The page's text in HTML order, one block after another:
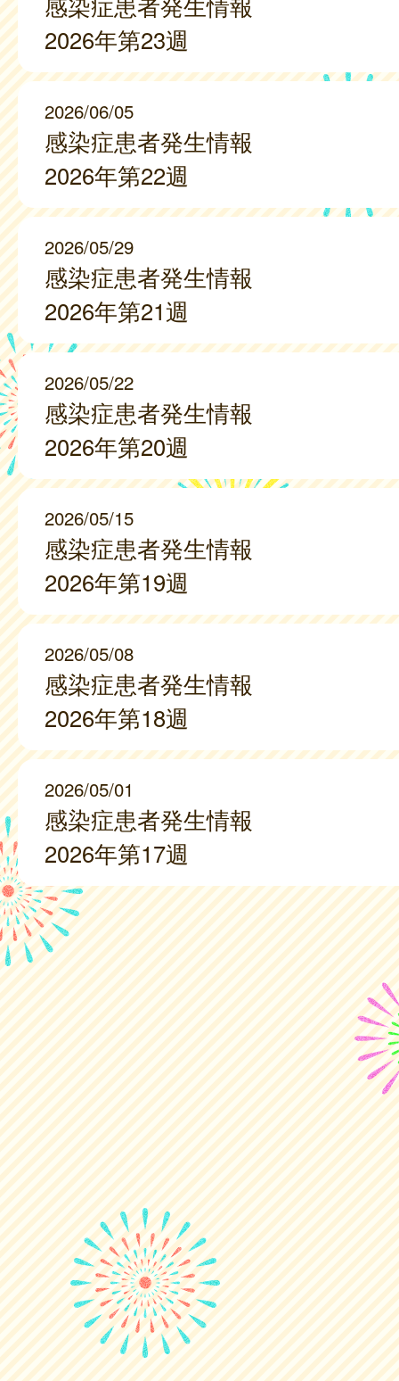
2026年第23週
2026/06/05
感染症患者発生情報
2026年第22週
2026/05/29
感染症患者発生情報
2026年第21週
2026/05/22
感染症患者発生情報
2026年第20週
2026/05/15
感染症患者発生情報
2026年第19週
2026/05/08
感染症患者発生情報
2026年第18週
2026/05/01
感染症患者発生情報
2026年第17週